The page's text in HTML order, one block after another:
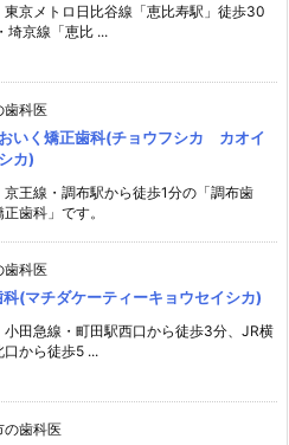
東京メトロ日比谷線「恵比寿駅」徒歩30
埼京線「恵比 ...
歯科医
いく矯正歯科(チョウフシカ カオイ
カ)
王線・調布駅から徒歩1分の「調布歯
歯科」です。
歯科医
(マチダケーティーキョウセイシカ)
小田急線・町田駅西口から徒歩3分、JR横
から徒歩5 ...
の歯科医